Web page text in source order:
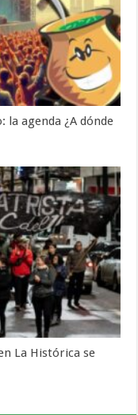
la agenda ¿A dónde
La Histórica se